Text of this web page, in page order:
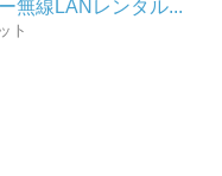
線LANレンタル...
ット